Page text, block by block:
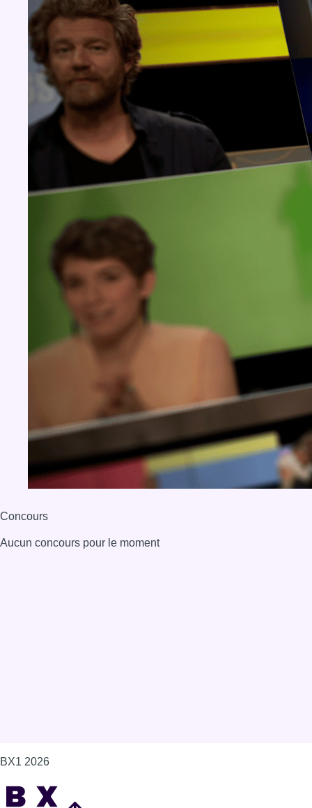
Concours
Aucun concours pour le moment
BX1 2026